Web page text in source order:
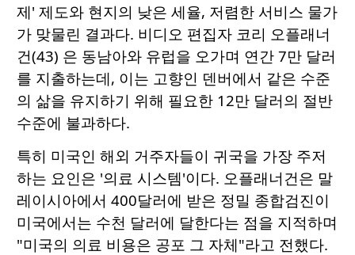
제' 제도와 현지의 낮은 세율, 저렴한 서비스 물가
가 맞물린 결과다. 비디오 편집자 코리 오플래너
건(43) 은 동남아와 유럽을 오가며 연간 7만 달러
를 지출하는데, 이는 고향인 덴버에서 같은 수준
의 삶을 유지하기 위해 필요한 12만 달러의 절반
수준에 불과하다.
특히 미국인 해외 거주자들이 귀국을 가장 주저
하는 요인은 '의료 시스템'이다. 오플래너건은 말
레이시아에서 400달러에 받은 정밀 종합검진이
미국에서는 수천 달러에 달한다는 점을 지적하며
"미국의 의료 비용은 공포 그 자체"라고 전했다.